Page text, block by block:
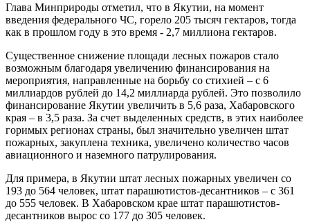
Глава Минприроды отметил, что в Якутии, на момент
введения федерального ЧС, горело 205 тысяч гектаров, тогда
как в прошлом году в это время - 2,7 миллиона гектаров.
Существенное снижение площади лесных пожаров стало
возможным благодаря увеличению финансирования на
мероприятия, направленные на борьбу со стихией – с 6
миллиардов рублей до 14,2 миллиарда рублей. Это позволило
финансирование Якутии увеличить в 5,6 раза, Хабаровского
края – в 3,5 раза. За счет выделенных средств, в этих наиболее
горимых регионах страны, был значительно увеличен штат
пожарных, закуплена техника, увеличено количество часов
авиационного и наземного патрулирования.
Для примера, в Якутии штат лесных пожарных увеличен со
193 до 564 человек, штат парашютистов-десантников – с 361
до 555 человек. В Хабаровском крае штат парашютистов-
десантников вырос со 177 до 305 человек.